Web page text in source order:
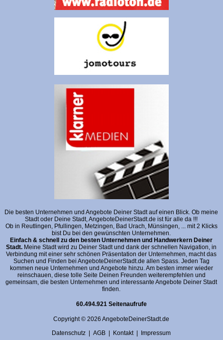
Die besten Unternehmen und Angebote Deiner Stadt auf einen Blick. Ob meine
Stadt oder Deine Stadt, AngeboteDeinerStadt.de ist für alle da !!!
Ob in Reutlingen, Pfullingen, Metzingen, Bad Urach, Münsingen, ... mit 2 Klicks
bist Du bei den gewünschten Unternehmen.
Einfach & schnell zu den besten Unternehmen und Handwerkern Deiner
Stadt. Meine Stadt wird zu Deiner Stadt und dank der schnellen Navigation, in
Verbindung mit einer sehr schönen Präsentation der Unternehmen, macht das
Suchen und Finden bei AngeboteDeinerStadt.de allen Spass. Jeden Tag
kommen neue Unternehmen und Angebote hinzu. Am besten immer wieder
reinschauen, diese tolle Seite Deinen Freunden weiterempfehlen und
gemeinsam, die besten Unternehmen und interessante Angebote Deiner Stadt
finden.
60.494.921 Seitenaufrufe
Copyright © 2026 AngeboteDeinerStadt.de
Datenschutz |AGB | Kontakt| Impressum